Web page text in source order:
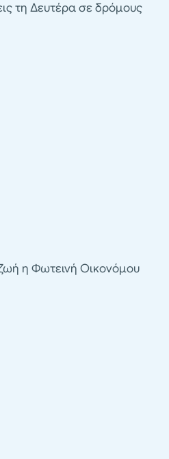
τη Δευτέρα σε δρόμους
η Φωτεινή Οικονόμου